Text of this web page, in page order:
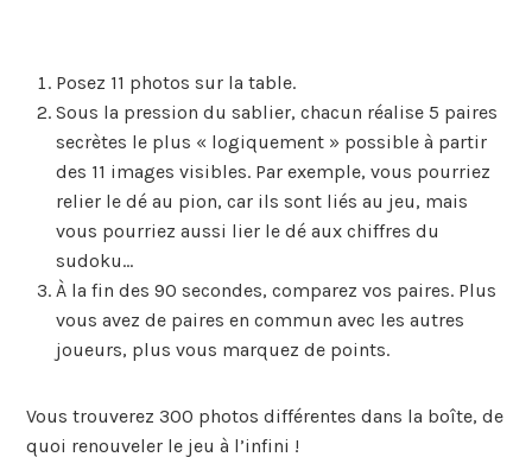
Posez 11 photos sur la table.
Sous la pression du sablier, chacun réalise 5 paires
secrètes le plus « logiquement » possible à partir
des 11 images visibles. Par exemple, vous pourriez
relier le dé au pion, car ils sont liés au jeu, mais
vous pourriez aussi lier le dé aux chiffres du
sudoku…
À la fin des 90 secondes, comparez vos paires. Plus
vous avez de paires en commun avec les autres
joueurs, plus vous marquez de points.
Vous trouverez 300 photos différentes dans la boîte, de
quoi renouveler le jeu à l’infini !